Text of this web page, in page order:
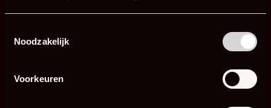
Noodzakelijk
Voorkeuren